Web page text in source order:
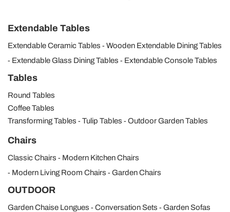
Extendable Tables
Extendable Ceramic Tables
Wooden Extendable Dining Tables
Extendable Glass Dining Tables
Extendable Console Tables
Tables
Round Tables
Coffee Tables
Transforming Tables
Tulip Tables Outdoor Garden Tables
Chairs
Classic Chairs
Modern Kitchen Chairs
Modern Living Room Chairs
Garden Chairs
OUTDOOR
Garden Chaise Longues Conversation Sets
Garden Sofas